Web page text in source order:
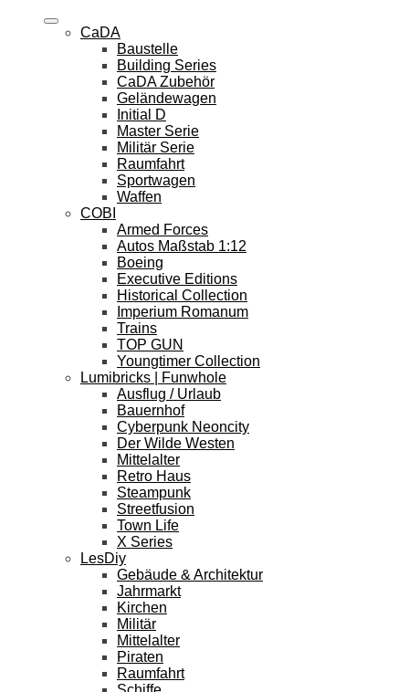
CaDA
Baustelle
Building Series
CaDA Zubehör
Geländewagen
Initial D
Master Serie
Militär Serie
Raumfahrt
Sportwagen
Waffen
COBI
Armed Forces
Autos Maßstab 1:12
Boeing
Executive Editions
Historical Collection
Imperium Romanum
Trains
TOP GUN
Youngtimer Collection
Lumibricks | Funwhole
Ausflug / Urlaub
Bauernhof
Cyberpunk Neoncity
Der Wilde Westen
Mittelalter
Retro Haus
Steampunk
Streetfusion
Town Life
X Series
LesDiy
Gebäude & Architektur
Jahrmarkt
Kirchen
Militär
Mittelalter
Piraten
Raumfahrt